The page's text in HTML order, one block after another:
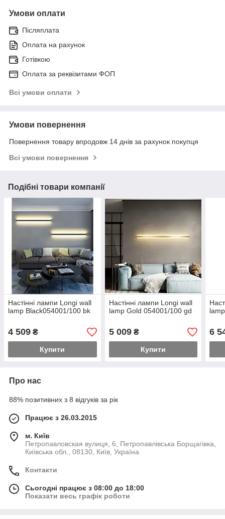
Умови оплати
Післяплата
Оплата на рахунок
Готівкою
Оплата за реквізитами ФОП
Всі умови оплати
Умови повернення
Повернення товару впродовж 14 днів за рахунок покупця
Всі умови повернення
Подібні товари компанії
Настінні лампи Longi wall
lamp Black054001/100 bk
4 509 ₴
Купити
Настінні лампи Longi wall
lamp Gold 054001/100 gd
5 009₴
Купити
6
Про нас
88% позитивних з 8 відгуків за рік
Працює з 26.03.2015
м. Київ
Петропавловская вулиця, 6, Петропавлівська Борщагівка,
Київська обл., 08130, Київ, Україна
Контакти
Сьогодні працює з 08:00 до 18:00
Показати весь графік роботи